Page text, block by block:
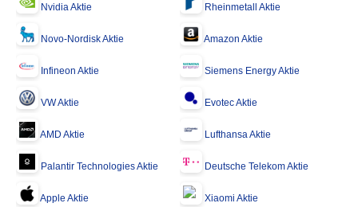
Nvidia Aktie Rheinmetall Aktie
Novo-Nordisk Aktie Amazon Aktie
Infineon Aktie Siemens Energy Aktie
VW Aktie Evotec Aktie
AMD Aktie Lufthansa Aktie
Palantir Technologies Aktie Deutsche Telekom Aktie
Apple Aktie Xiaomi Aktie